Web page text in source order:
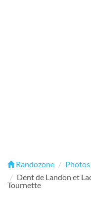
Randozone
Photos
Dent de Landon et
Tournette